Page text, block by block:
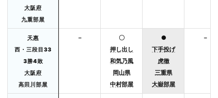
大阪府
九重部屋
天惠
西・三段目33
3勝4敗
大阪府
高田川部屋
－
〇
押し出し
和気乃風
岡山県
中村部屋
●
下手投げ
虎徹
三重県
大嶽部屋
－